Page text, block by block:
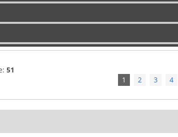
: 51
1 2 3 4